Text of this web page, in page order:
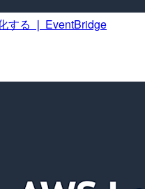
する ❘ EventBridge